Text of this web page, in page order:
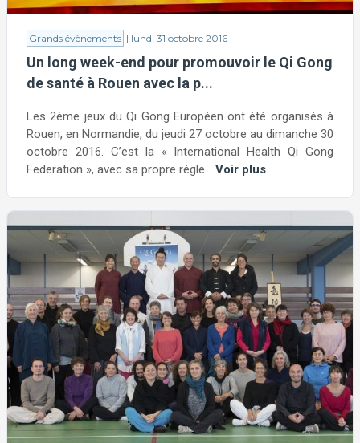
Grands évènements | lundi 31 octobre 2016
Un long week-end pour promouvoir le Qi Gong
de santé à Rouen avec la p...
Les 2ème jeux du Qi Gong Européen ont été organisés à
Rouen, en Normandie, du jeudi 27 octobre au dimanche 30
octobre 2016. C’est la « International Health Qi Gong
Federation », avec sa propre régle... Voir plus